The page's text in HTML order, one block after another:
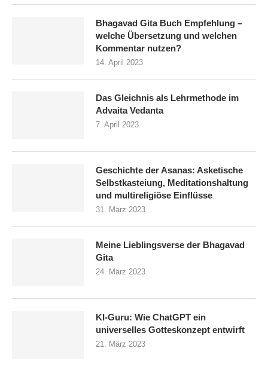
Bhagavad Gita Buch Empfehlung –
welche Übersetzung und welchen
Kommentar nutzen?
14. April 2023
Das Gleichnis als Lehrmethode im
Advaita Vedanta
7. April 2023
Geschichte der Asanas: Asketische
Selbstkasteiung, Meditationshaltung
und multireligiöse Einflüsse
31. März 2023
Meine Lieblingsverse der Bhagavad
Gita
24. März 2023
KI-Guru: Wie ChatGPT ein
universelles Gotteskonzept entwirft
21. März 2023